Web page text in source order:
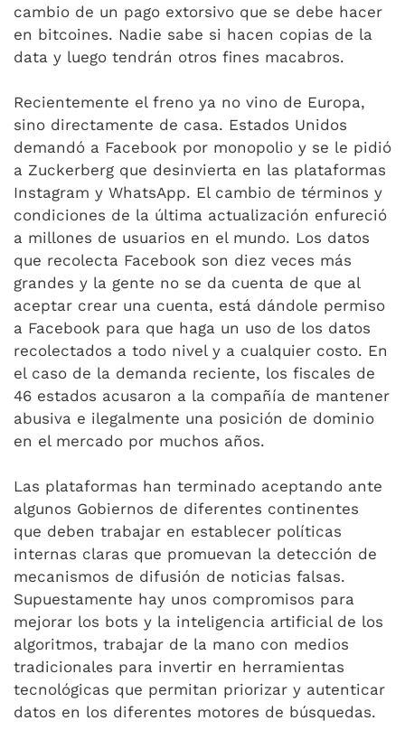
cambio de un pago extorsivo que se debe hacer
en bitcoines. Nadie sabe si hacen copias de la
data y luego tendrán otros fines macabros.
Recientemente el freno ya no vino de Europa,
sino directamente de casa. Estados Unidos
demandó a Facebook por monopolio y se le pidió
a Zuckerberg que desinvierta en las plataformas
Instagram y WhatsApp. El cambio de términos y
condiciones de la última actualización enfureció
a millones de usuarios en el mundo. Los datos
que recolecta Facebook son diez veces más
grandes y la gente no se da cuenta de que al
aceptar crear una cuenta, está dándole permiso
a Facebook para que haga un uso de los datos
recolectados a todo nivel y a cualquier costo. En
el caso de la demanda reciente, los fiscales de
46 estados acusaron a la compañía de mantener
abusiva e ilegalmente una posición de dominio
en el mercado por muchos años.
Las plataformas han terminado aceptando ante
algunos Gobiernos de diferentes continentes
que deben trabajar en establecer políticas
internas claras que promuevan la detección de
mecanismos de difusión de noticias falsas.
Supuestamente hay unos compromisos para
mejorar los bots y la inteligencia artificial de los
algoritmos, trabajar de la mano con medios
tradicionales para invertir en herramientas
tecnológicas que permitan priorizar y autenticar
datos en los diferentes motores de búsquedas.